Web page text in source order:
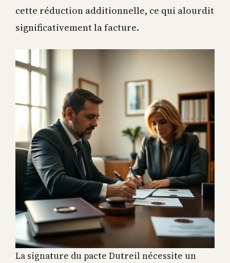
cette réduction additionnelle, ce qui alourdit
significativement la facture.
La signature du pacte Dutreil nécessite un